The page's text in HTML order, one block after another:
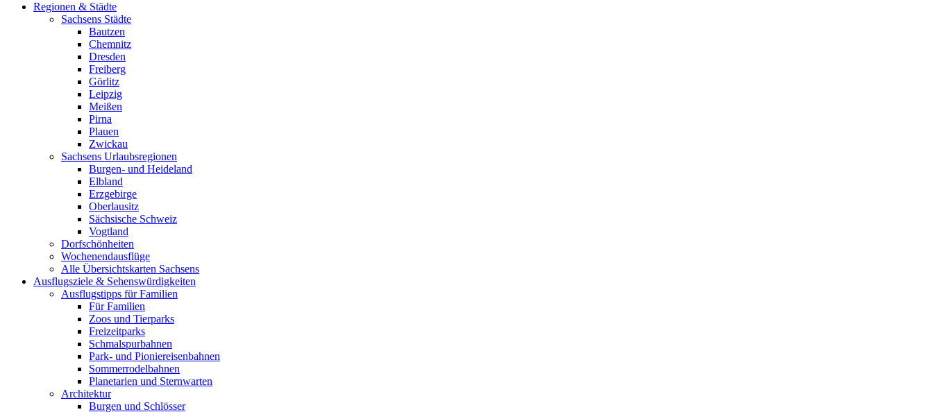
Regionen & Städte
Sachsens Städte
Bautzen
Chemnitz
Dresden
Freiberg
Görlitz
Leipzig
Meißen
Pirna
Plauen
Zwickau
Sachsens Urlaubsregionen
Burgen- und Heideland
Elbland
Erzgebirge
Oberlausitz
Sächsische Schweiz
Vogtland
Dorfschönheiten
Wochenendausflüge
Alle Übersichtskarten Sachsens
Ausflugsziele & Sehenswürdigkeiten
Ausflugstipps für Familien
Für Familien
Zoos und Tierparks
Freizeitparks
Schmalspurbahnen
Park- und Pioniereisenbahnen
Sommerrodelbahnen
Planetarien und Sternwarten
Architektur
Burgen und Schlösser